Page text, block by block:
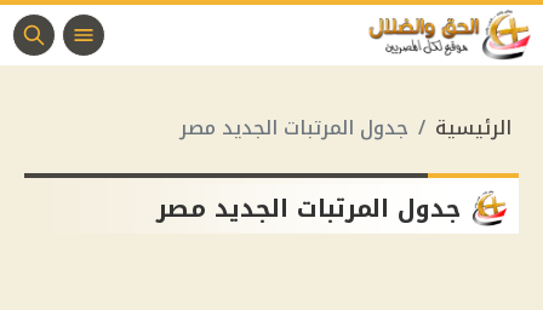
الرئيسية جدول المرتبات الجديد مصر
جدول المرتبات الجديد مصر